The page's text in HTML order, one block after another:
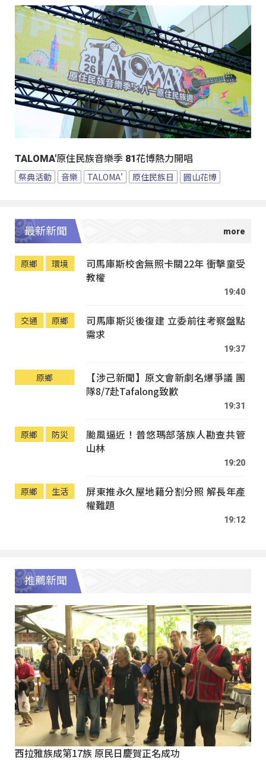
TALOMA'原住民族音樂季 81花博熱力開唱
祭典活動 音樂 TALOMA' 原住民族日 圓山花博
最新新聞
原鄉 環境
司馬庫斯校舍無照卡關22年 衝擊童受
教權
19:40
交通 原鄉
司馬庫斯災後復建 立委前往考察盤點
需求
19:37
原鄉
【涉己新聞】原文會新劇名爆爭議 團
隊8/7赴Tafalong致歉
19:31
原鄉 防災
颱風逼近！普悠瑪部落族人勘查共管
山林
19:20
原鄉 生活
屏東推永久屋地籍分割分照 解長年產
權難題
19:12
推薦新聞
西拉雅族成第17族 原民日慶賀正名成功